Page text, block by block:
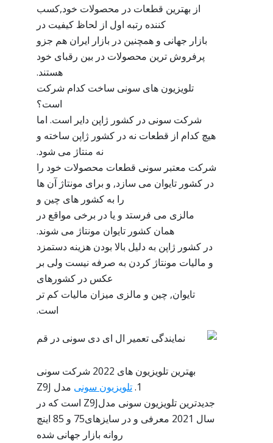
از بهترین قطعات در محصولات خود,کسب
کننده رتبه اول از لحاظ کیفیت در
بازار جهانی و همچنین در بازار ایران هم جزو
پرفروش ترین محصولات در بین رقبای خود
هستند.
تلویزیون های سونی ساخت کدام شرکت
است؟
شرکت سونی در کشور ژاپن دایر است. اما
هیچ کدام از قطعات نه در کشور ژاپن ساخته و
نه منتاژ می شود.
شرکت معتبر سونی قطعات محصولات خود را
در کشور تایوان می سازد, و برای مونتاژ آن ها
را به کشور های چین و
مالزی می فرستد و یا در برخی مواقع در
همان کشور تایوان مونتاژ می شوند.
در کشور ژاپن به دلیل بالا بودن هزینه دستمزد
و مالیات مونتاژ کردن به صرفه نیست ولی بر
عکس در کشورهای
تایوان, چین و مالزی میزان مالیات کم تر
است.
بهترین تلویزیون های 2022 شرکت سونی
1. تلویزیون سونی مدل Z9J
جدیدترین تلویزیون سونی مدلZ9J است که در
سال 2021 معرفی و در سایزهای75 و 85 اینچ
روانه بازار جهانی شده